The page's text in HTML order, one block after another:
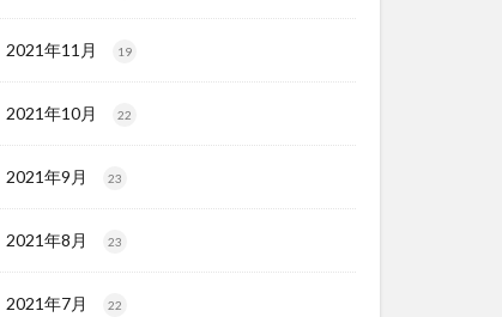
2021年11月 19
2021年10月 22
2021年9月 23
2021年8月 23
2021年7月 22